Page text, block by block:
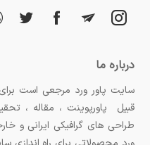
درباره ما
سایت پاور ورد مرجعی است برای
قبیل پاورپوینت ، مقاله ،
طراحی های گرافیکی ایرانی و